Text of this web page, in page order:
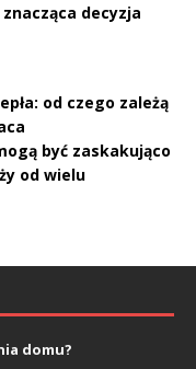
decyzja
od czego zależą
być zaskakująco
od wielu
domu?